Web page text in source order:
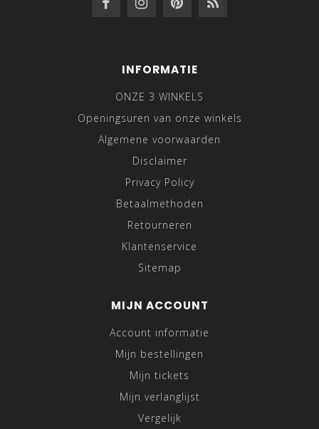
INFORMATIE
ONZE 3 WINKELS
Openingsuren van onze winkels
Algemene voorwaarden
Disclaimer
Privacy Policy
Betaalmethoden
Retourneren
Klantenservice
Sitemap
MIJN ACCOUNT
Account informatie
Mijn bestellingen
Mijn tickets
Mijn verlanglijst
Vergelijk